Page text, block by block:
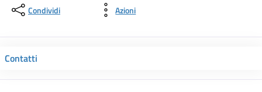
Condividi Azioni
Contatti